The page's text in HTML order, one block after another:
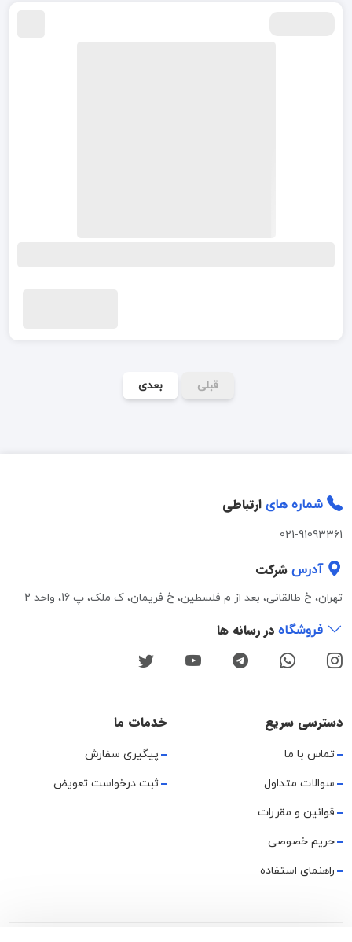
قبلی بعدی
شماره های ارتباطی
021-91093361
آدرس شرکت
تهران، خ طالقانی، بعد از م فلسطین، خ فریمان، ک ملک، پ 16، واحد 2
فروشگاه در رسانه ها
دسترسی سریع
تماس با ما
سوالات متداول
قوانین و مقررات
حریم خصوصی
راهنمای استفاده
خدمات ما
پیگیری سفارش
ثبت درخواست تعویض